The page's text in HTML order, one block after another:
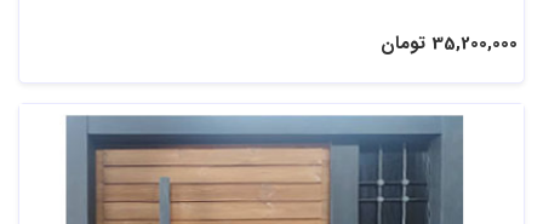
35,200,000 تومان